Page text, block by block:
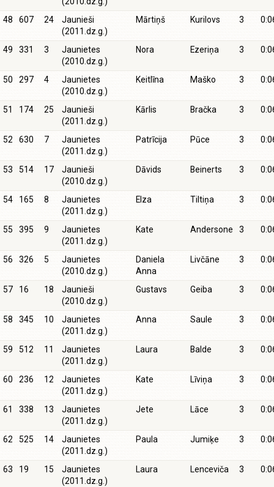
48 607 24
Jaunieši
(2011.dz.g.)
Mārtiņš Kurilovs 3
49 331 3
Jaunietes
(2010.dz.g.)
Nora Ezeriņa 3
50 297 4
Jaunietes
(2010.dz.g.)
Keitlīna Maško 3
51 174 25
Jaunieši
(2011.dz.g.)
Kārlis Bračka 3
52 630 7
Jaunietes
(2011.dz.g.)
Patrīcija Pūce 3
53 514 17
Jaunieši
(2010.dz.g.)
Dāvids Beinerts 3
54 165 8
Jaunietes
(2011.dz.g.)
Elza Tiltiņa 3
55 395 9
Jaunietes
(2011.dz.g.)
Kate Andersone 3
56 326 5
Jaunietes
(2010.dz.g.)
Daniela
Anna
Livčāne 3
57 16 18
Jaunieši
(2010.dz.g.)
Gustavs Geiba 3
58 345 10
Jaunietes
(2011.dz.g.)
Anna Saule 3
59 512 11
Jaunietes
(2011.dz.g.)
Laura Balde 3
60 236 12
Jaunietes
(2011.dz.g.)
Kate Līviņa 3
61 338 13
Jaunietes
(2011.dz.g.)
Jete Lāce 3
62 525 14
Jaunietes
(2011.dz.g.)
Paula Jumiķe 3
63 19 15
Jaunietes
(2011.dz.g.)
Laura Lenceviča 3